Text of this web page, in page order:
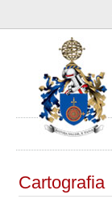
Cartografia